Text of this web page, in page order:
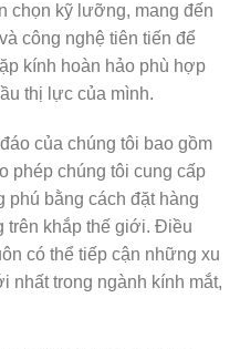
chọn kỹ lưỡng, mang đến
công nghệ tiên tiến để
kính hoàn hảo phù hợp
thị lực của mình.
của chúng tôi bao gồm
phép chúng tôi cung cấp
phú bằng cách đặt hàng
trên khắp thế giới. Điều
có thể tiếp cận những xu
nhất trong ngành kính mắt,